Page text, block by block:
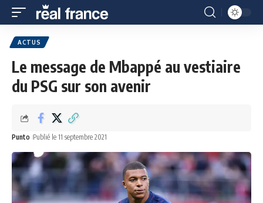
ACTUS
Le message de Mbappé au vestiaire
du PSG sur son avenir
Punto Publié le 11 septembre 2021